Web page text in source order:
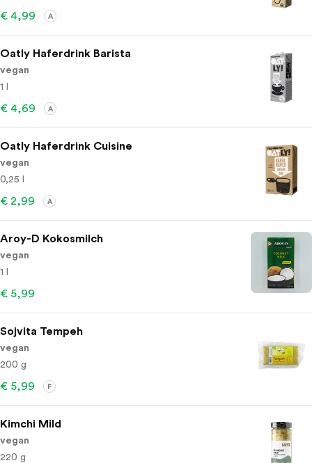
€ 4,99 A
Oatly Haferdrink Barista
vegan
1 l
€ 4,69 A
Oatly Haferdrink Cuisine
vegan
0,25 l
€ 2,99 A
Aroy-D Kokosmilch
vegan
1 l
€ 5,99
Sojvita Tempeh
vegan
200 g
€ 5,99 F
Kimchi Mild
vegan
220 g